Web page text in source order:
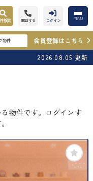
検索 電話する ログイン MENU
物件
会員登録はこちら
2026.08.05 更新
物件です。ログインす